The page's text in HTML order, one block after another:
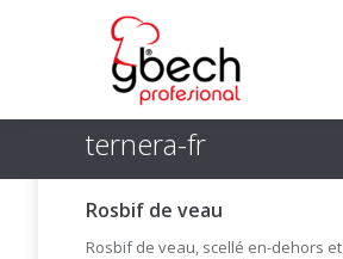
ternera-fr
Rosbif de veau
Rosbif de veau, scellé en-dehors et